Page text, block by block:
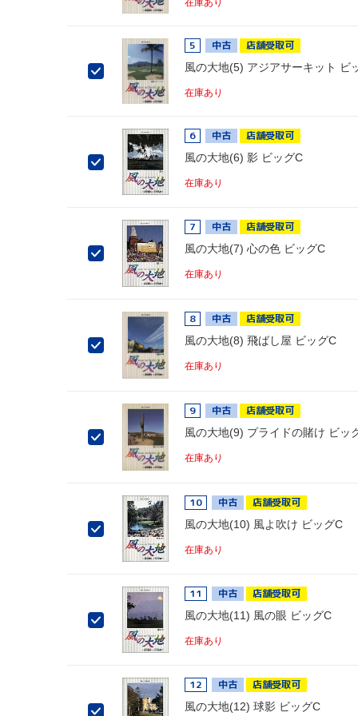
在庫あり
5 中古 店舗受取可
風の大地(5) アジアサーキット ビ
在庫あり
6 中古 店舗受取可
風の大地(6) 影 ビッグC
在庫あり
7 中古 店舗受取可
風の大地(7) 心の色 ビッグC
在庫あり
8 中古 店舗受取可
風の大地(8) 飛ばし屋 ビッグC
在庫あり
9 中古 店舗受取可
風の大地(9) プライドの賭け ビッ
在庫あり
10 中古 店舗受取可
風の大地(10) 風よ吹け ビッグC
在庫あり
11 中古 店舗受取可
風の大地(11) 風の眼 ビッグC
在庫あり
12 中古 店舗受取可
風の大地(12) 球影 ビッグC